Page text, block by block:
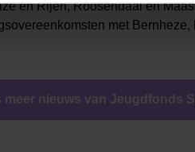
en Rijen, Roosendaal en
met
meer nieuws van Jeugdfonds